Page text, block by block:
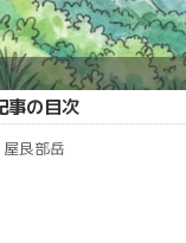
事の目次
屋良部岳